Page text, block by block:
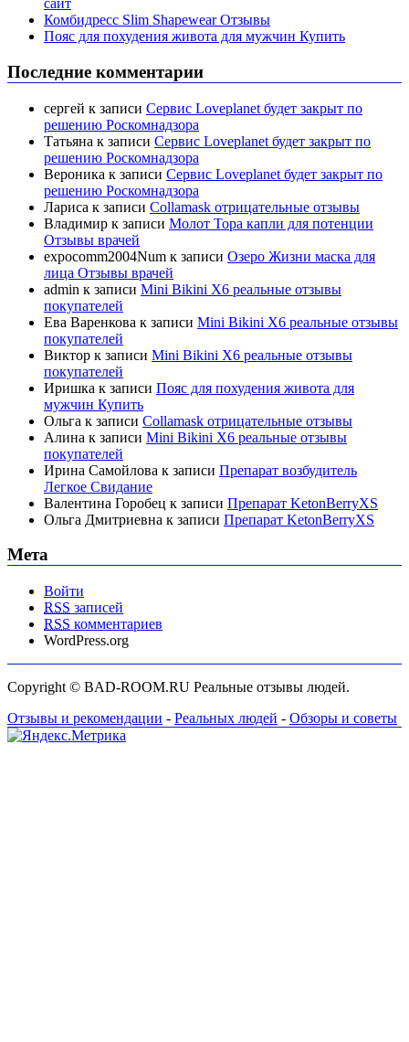
сайт
Комбидресс Slim Shapewear Отзывы
Пояс для похудения живота для мужчин Купить
Последние комментарии
сергей к записи Сервис Loveplanet будет закрыт по
решению Роскомнадзора
Татьяна к записи Сервис Loveplanet будет закрыт по
решению Роскомнадзора
Вероника к записи Сервис Loveplanet будет закрыт по
решению Роскомнадзора
Лариса к записи Collamask отрицательные отзывы
Владимир к записи Молот Тора капли для потенции
Отзывы врачей
expocomm2004Num к записи Озеро Жизни маска для
лица Отзывы врачей
admin к записи Mini Bikini X6 реальные отзывы
покупателей
Ева Варенкова к записи Mini Bikini X6 реальные отзывы
покупателей
Виктор к записи Mini Bikini X6 реальные отзывы
покупателей
Иришка к записи Пояс для похудения живота для
мужчин Купить
Ольга к записи Collamask отрицательные отзывы
Алина к записи Mini Bikini X6 реальные отзывы
покупателей
Ирина Самойлова к записи Препарат возбудитель
Легкое Свидание
Валентина Горобец к записи Препарат KetonBerryХS
Ольга Дмитриевна к записи Препарат KetonBerryХS
Мета
Войти
RSS записей
RSS комментариев
WordPress.org
Copyright © BAD-ROOM.RU Реальные отзывы людей.
Отзывы и рекомендации - Реальных людей - Обзоры и советы